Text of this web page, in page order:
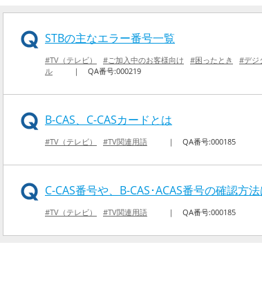
STBの主なエラー番号一覧
#TV（テレビ） #ご加入中のお客様向け #困ったとき #デジ
ル ｜ QA番号:000219
B-CAS、C-CASカードとは
#TV（テレビ） #TV関連用語 ｜ QA番号:000185
C-CAS番号や、B-CAS･ACAS番号の確認方法
#TV（テレビ） #TV関連用語 ｜ QA番号:000185